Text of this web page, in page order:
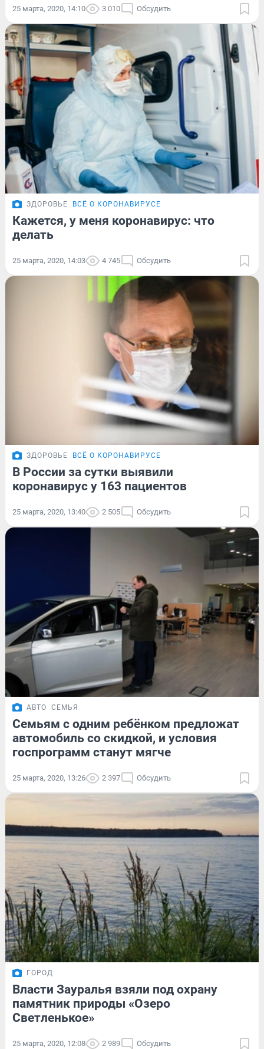
25 марта, 2020, 14:10 3 010 Обсудить
ЗДОРОВЬЕ ВСЁ О КОРОНАВИРУСЕ
Кажется, у меня коронавирус: что
делать
25 марта, 2020, 14:03 4 745 Обсудить
ЗДОРОВЬЕ ВСЁ О КОРОНАВИРУСЕ
В России за сутки выявили
коронавирус у 163 пациентов
25 марта, 2020, 13:40 2 505 Обсудить
АВТО СЕМЬЯ
Семьям с одним ребёнком предложат
автомобиль со скидкой, и условия
госпрограмм станут мягче
25 марта, 2020, 13:26 2 397 Обсудить
ГОРОД
Власти Зауралья взяли под охрану
памятник природы «Озеро
Светленькое»
25 марта, 2020, 12:08 2 989 Обсудить